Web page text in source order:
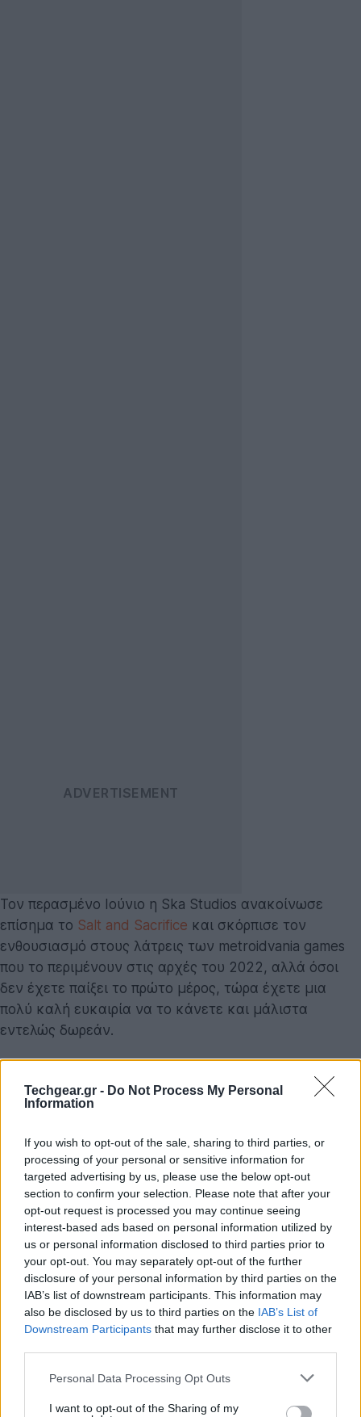
Techgear.gr - Do Not Process My Personal
Information
If you wish to opt-out of the sale, sharing to third parties, or
processing of your personal or sensitive information for
targeted advertising by us, please use the below opt-out
section to confirm your selection. Please note that after your
opt-out request is processed you may continue seeing
interest-based ads based on personal information utilized by
us or personal information disclosed to third parties prior to
your opt-out. You may separately opt-out of the further
disclosure of your personal information by third parties on the
IAB’s list of downstream participants. This information may
also be disclosed by us to third parties on the IAB’s List of
Downstream Participants that may further disclose it to other
Please note that this website/app uses one or more Google
not limited to your visit or usage behaviour. You may click to
Personal Data Processing Opt Outs
I want to opt-out of the Sharing of my
Τον περασμένο Ιούνιο η Ska Studios ανακοίνωσε
επίσημα το Salt and Sacrifice και σκόρπισε τον
ενθουσιασμό στους λάτρεις των metroidvania games
που το περιμένουν στις αρχές του 2022, αλλά όσοι
δεν έχετε παίξει το πρώτο μέρος, τώρα έχετε μια
πολύ καλή ευκαιρία να το κάνετε και μάλιστα
εντελώς δωρεάν.
Το
τουEpic Games Storeκαι μπορείτε να το προσθέσετε
στη βιβλιοθήκη σας (και να το κρατήσετε για πάντα
παιχνίδι είναι ένα 2D action RPG με μοναδικό design
και γρήγορο gameplay που θα σας κρατήσει σε
εγρήγορση από το πρώτο δευτερόλεπτο.